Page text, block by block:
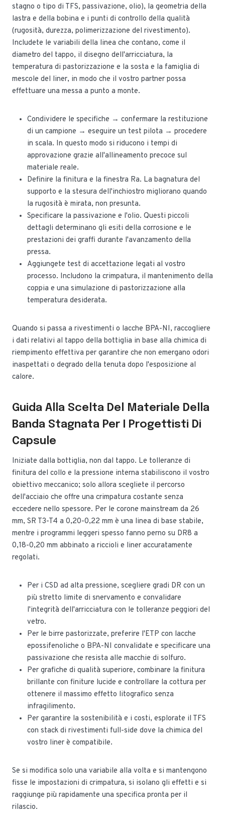
stagno o tipo di TFS, passivazione, olio), la geometria della
lastra e della bobina e i punti di controllo della qualità
(rugosità, durezza, polimerizzazione del rivestimento).
Includete le variabili della linea che contano, come il
diametro del tappo, il disegno dell'arricciatura, la
temperatura di pastorizzazione e la sosta e la famiglia di
mescole del liner, in modo che il vostro partner possa
effettuare una messa a punto a monte.
Condividere le specifiche → confermare la restituzione
di un campione → eseguire un test pilota → procedere
in scala. In questo modo si riducono i tempi di
approvazione grazie all'allineamento precoce sul
materiale reale.
Definire la finitura e la finestra Ra. La bagnatura del
supporto e la stesura dell'inchiostro migliorano quando
la rugosità è mirata, non presunta.
Specificare la passivazione e l'olio. Questi piccoli
dettagli determinano gli esiti della corrosione e le
prestazioni dei graffi durante l'avanzamento della
pressa.
Aggiungete test di accettazione legati al vostro
processo. Includono la crimpatura, il mantenimento della
coppia e una simulazione di pastorizzazione alla
temperatura desiderata.
Quando si passa a rivestimenti o lacche BPA-NI, raccogliere
i dati relativi al tappo della bottiglia in base alla chimica di
riempimento effettiva per garantire che non emergano odori
inaspettati o degrado della tenuta dopo l'esposizione al
calore.
Guida Alla Scelta Del Materiale Della
Banda Stagnata Per I Progettisti Di
Capsule
Iniziate dalla bottiglia, non dal tappo. Le tolleranze di
finitura del collo e la pressione interna stabiliscono il vostro
obiettivo meccanico; solo allora scegliete il percorso
dell'acciaio che offre una crimpatura costante senza
eccedere nello spessore. Per le corone mainstream da 26
mm, SR T3-T4 a 0,20-0,22 mm è una linea di base stabile,
mentre i programmi leggeri spesso fanno perno su DR8 a
0,18-0,20 mm abbinato a riccioli e liner accuratamente
regolati.
Per i CSD ad alta pressione, scegliere gradi DR con un
più stretto limite di snervamento e convalidare
l'integrità dell'arricciatura con le tolleranze peggiori del
vetro.
Per le birre pastorizzate, preferire l'ETP con lacche
epossifenoliche o BPA-NI convalidate e specificare una
passivazione che resista alle macchie di solfuro.
Per grafiche di qualità superiore, combinare la finitura
brillante con finiture lucide e controllare la cottura per
ottenere il massimo effetto litografico senza
infragilimento.
Per garantire la sostenibilità e i costi, esplorate il TFS
con stack di rivestimenti full-side dove la chimica del
vostro liner è compatibile.
Se si modifica solo una variabile alla volta e si mantengono
fisse le impostazioni di crimpatura, si isolano gli effetti e si
raggiunge più rapidamente una specifica pronta per il
rilascio.